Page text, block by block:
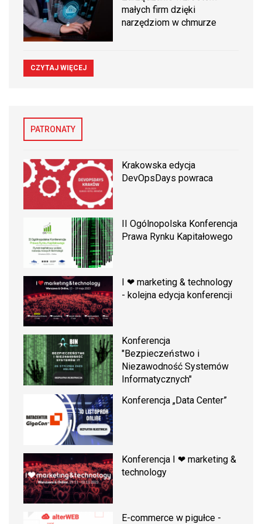
małych firm dzięki
narzędziom w chmurze
CZYTAJ WIĘCEJ
PATRONATY
Krakowska edycja
DevOpsDays powraca
II Ogólnopolska Konferencja
Prawa Rynku Kapitałowego
I ❤ marketing & technology
- kolejna edycja konferencji
Konferencja
"Bezpieczeństwo i
Niezawodność Systemów
Informatycznych"
Konferencja „Data Center”
Konferencja I ❤ marketing &
technology
E-commerce w pigułce -